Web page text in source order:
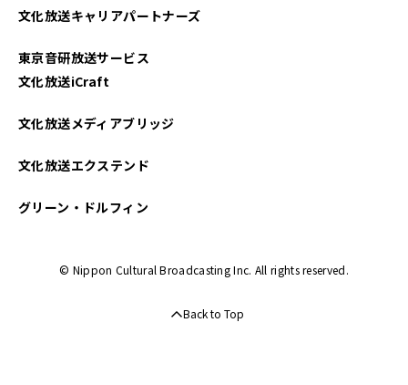
文化放送キャリアパートナーズ
東京音研放送サービス
文化放送iCraft
文化放送メディアブリッジ
文化放送エクステンド
グリーン・ドルフィン
© Nippon Cultural Broadcasting Inc. All rights reserved.
Back to Top